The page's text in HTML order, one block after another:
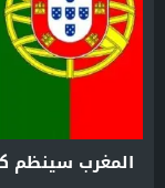
المغرب سينظم كأس العالم